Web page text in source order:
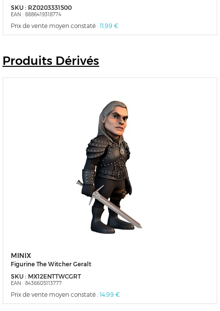
SKU : RZ0203331500
EAN : 8886419318774
Prix de vente moyen constaté : 11,99 €
Produits Dérivés
MINIX
Figurine The Witcher Geralt
SKU : MX12ENTTWCGRT
EAN : 8436605113777
Prix de vente moyen constaté : 14,99 €